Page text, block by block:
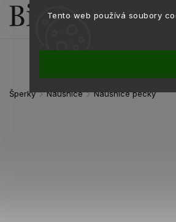
Tento web používá soubory
Šperky / Náušnice / Náušnice pecky